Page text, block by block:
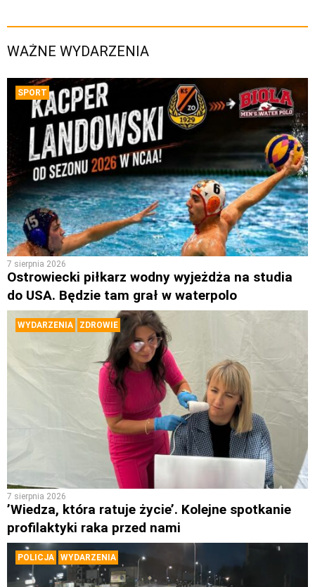
WAŻNE WYDARZENIA
SPORT
7 sierpnia 2026
Ostrowiecki piłkarz wodny wyjeżdża na studia
do USA. Będzie tam grał w waterpolo
WYDARZENIA ZDROWIE
7 sierpnia 2026
’Wiedza, która ratuje życie’. Kolejne spotkanie
profilaktyki raka przed nami
POLICJA WYDARZENIA